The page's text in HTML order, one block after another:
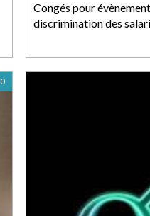
Congés pour
discrimination des